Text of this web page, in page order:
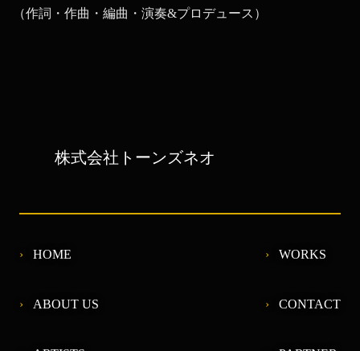
（作詞・作曲・編曲・演奏&プロデュース）
株式会社トーンズネオ
HOME
ABOUT US
WORKS
CONTACT